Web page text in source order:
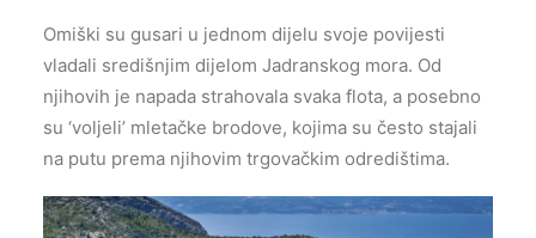
Omiški su gusari u jednom dijelu svoje povijesti
vladali središnjim dijelom Jadranskog mora. Od
njihovih je napada strahovala svaka flota, a posebno
su ‘voljeli’ mletačke brodove, kojima su često stajali
na putu prema njihovim trgovačkim odredištima.